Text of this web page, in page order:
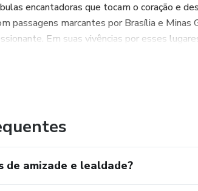
encantadoras que tocam o coração e
passagens marcantes por Brasília e Minas
Em suas vivências por esses
de amizade e lealdade?